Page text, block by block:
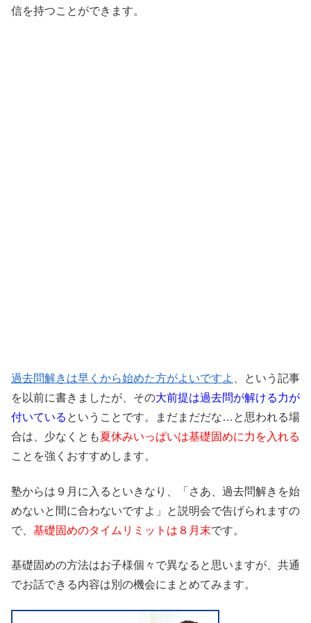
信を持つことができます。
過去問解きは早くから始めた方がよいですよ
、という記事
を以前に書きましたが、その大前提は過去問が解ける力が
付いている ということです。まだまだだな…と思われる場
合は、少なくとも夏休みいっぱいは基礎固めに力を入れる
ことを強くおすすめします。
塾からは９月に入るといきなり、「さあ、過去問解きを始
めないと間に合わないですよ」と説明会で告げられますの
で、 基礎固めのタイムリミットは８月末です。
基礎固めの方法はお子様個々で異なると思いますが、共通
でお話できる内容は別の機会にまとめてみます。